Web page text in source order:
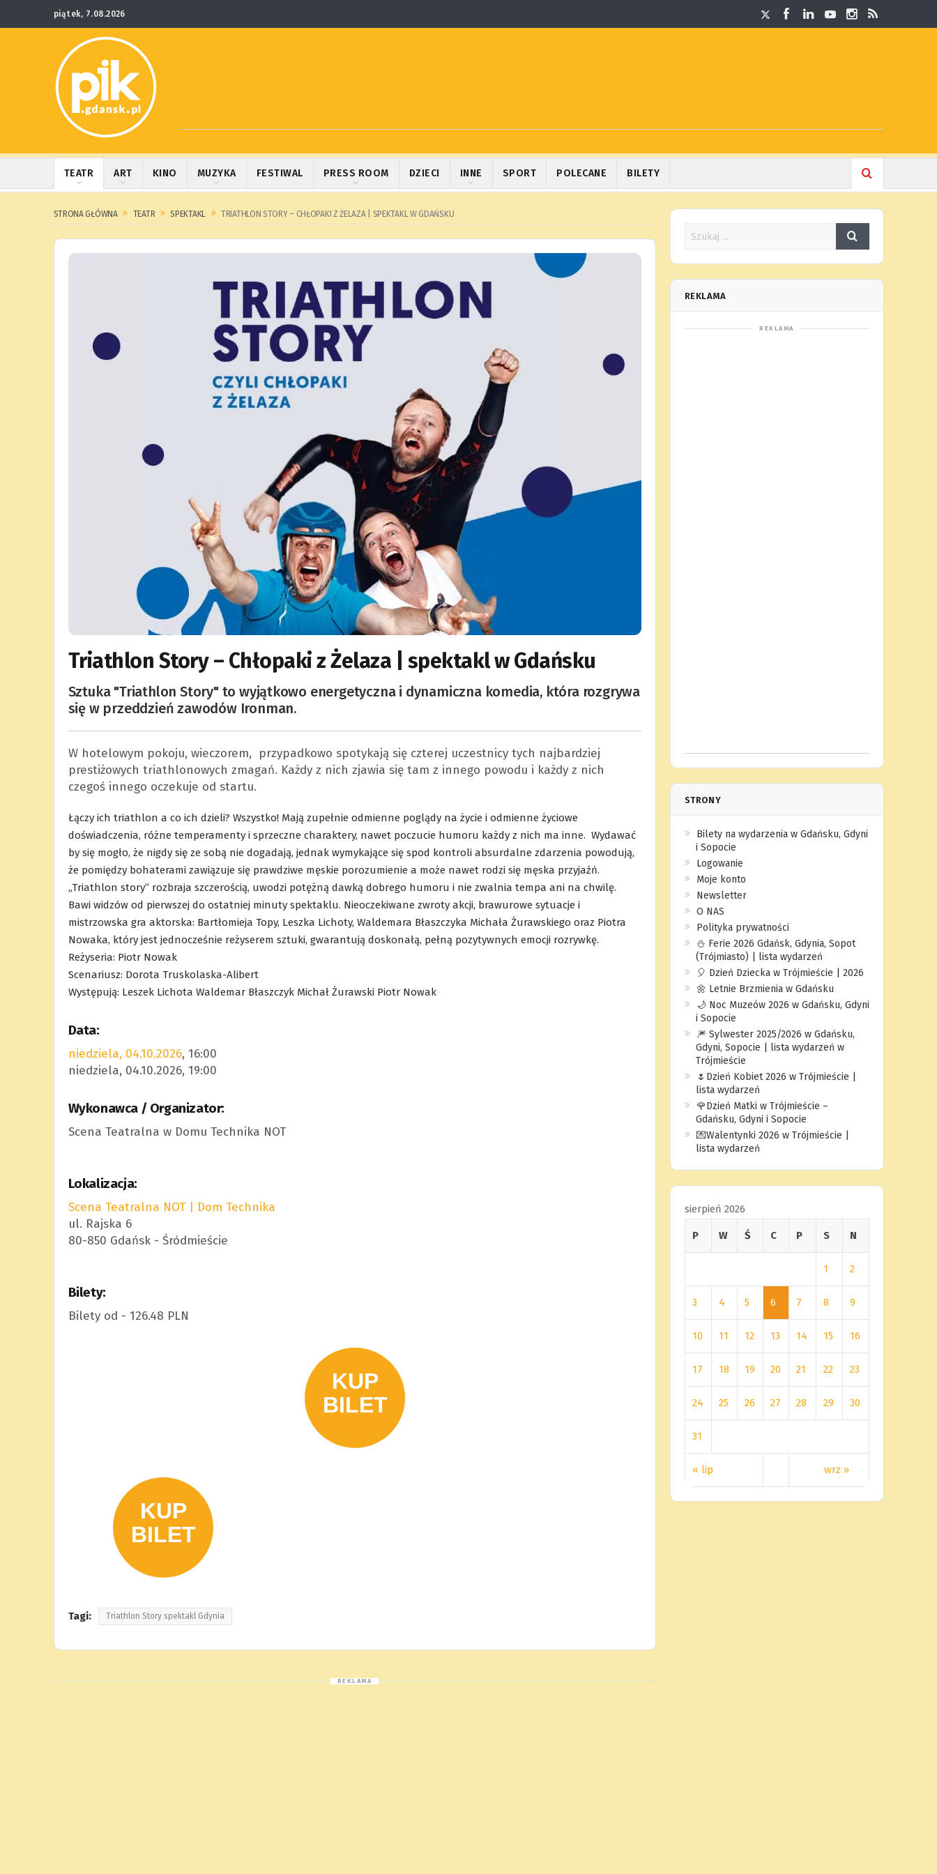
piątek, 7.08.2026
TEATR ART KINO MUZYKA FESTIWAL PRESS ROOM DZIECI INNE SPORT POLECANE BILETY
STRONA GŁÓWNA TEATR SPEKTAKL TRIATHLON STORY – CHŁOPAKI Z ŻELAZA | SPEKTAKL W GDAŃSKU
Triathlon Story – Chłopaki z Żelaza | spektakl w Gdańsku
Sztuka "Triathlon Story" to wyjątkowo energetyczna i dynamiczna komedia, która rozgrywa
się w przeddzień zawodów Ironman.
W hotelowym pokoju, wieczorem, przypadkowo spotykają się czterej uczestnicy tych najbardziej
prestiżowych triathlonowych zmagań. Każdy z nich zjawia się tam z innego powodu i każdy z nich
czegoś innego oczekuje od startu.
Łączy ich triathlon a co ich dzieli? Wszystko! Mają zupełnie odmienne poglądy na życie i odmienne życiowe
doświadczenia, różne temperamenty i sprzeczne charaktery, nawet poczucie humoru każdy z nich ma inne. Wydawać
by się mogło, że nigdy się ze sobą nie dogadają, jednak wymykające się spod kontroli absurdalne zdarzenia powodują,
że pomiędzy bohaterami zawiązuje się prawdziwe męskie porozumienie a może nawet rodzi się męska przyjaźń.
„Triathlon story” rozbraja szczerością, uwodzi potężną dawką dobrego humoru i nie zwalnia tempa ani na chwilę.
Bawi widzów od pierwszej do ostatniej minuty spektaklu. Nieoczekiwane zwroty akcji, brawurowe sytuacje i
mistrzowska gra aktorska: Bartłomieja Topy, Leszka Lichoty, Waldemara Błaszczyka Michała Żurawskiego oraz Piotra
Nowaka, który jest jednocześnie reżyserem sztuki, gwarantują doskonałą, pełną pozytywnych emocji rozrywkę.
Reżyseria: Piotr Nowak
Scenariusz: Dorota Truskolaska-Alibert
Występują: Leszek Lichota Waldemar Błaszczyk Michał Żurawski Piotr Nowak
Data:
niedziela, 04.10.2026, 16:00
niedziela, 04.10.2026, 19:00
Wykonawca / Organizator:
Scena Teatralna w Domu Technika NOT
Lokalizacja:
Scena Teatralna NOT | Dom Technika
ul. Rajska 6
80-850 Gdańsk - Śródmieście
Bilety:
Bilety od - 126.48 PLN
Tagi: Triathlon Story spektakl Gdynia
REKLAMA
STRONY
Bilety na wydarzenia w Gdańsku, Gdyni
i Sopocie
Logowanie
Moje konto
Newsletter
O NAS
Polityka prywatności
⛄️ Ferie 2026 Gdańsk, Gdynia, Sopot
(Trójmiasto) | lista wydarzeń
🎈 Dzień Dziecka w Trójmieście | 2026
🌼 Letnie Brzmienia w Gdańsku
🌙 Noc Muzeów 2026 w Gdańsku, Gdyni
i Sopocie
🎆 Sylwester 2025/2026 w Gdańsku,
Gdyni, Sopocie | lista wydarzeń w
Trójmieście
🌷Dzień Kobiet 2026 w Trójmieście |
lista wydarzeń
🌹Dzień Matki w Trójmieście –
Gdańsku, Gdyni i Sopocie
💌Walentynki 2026 w Trójmieście |
lista wydarzeń
sierpień 2026
P W Ś C P S N
« lip wrz »
1 2
3 4 5 6 7 8 9
10 11 12 13 14 15 16
17 18 19 20 21 22 23
24 25 26 27 28 29 30
31